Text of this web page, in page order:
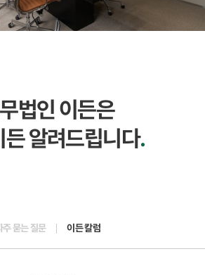
법인 이든은
알려드립니다.
주 묻는 질문 이든 칼럼